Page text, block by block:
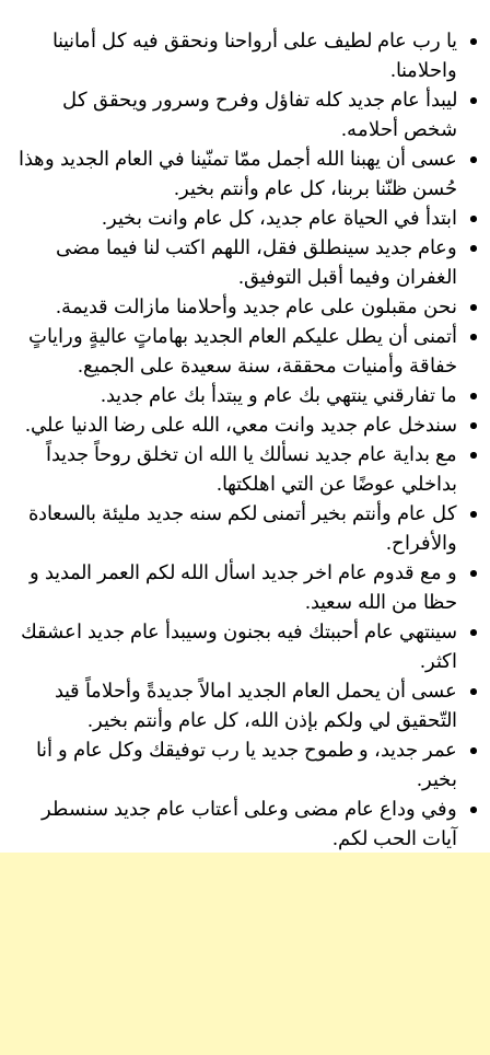
يا رب عام لطيف على أرواحنا ونحقق فيه كل أمانينا
واحلامنا.
ليبدأ عام جديد كله تفاؤل وفرح وسرور ويحقق كل
شخص أحلامه.
عسى أن يهبنا الله أجمل ممّا تمنّينا​ في العام الجديد وهذا
حُسن ظنّنا بربنا، كل عام وأنتم بخير.
ابتدأ في الحياة عام جديد، كل عام وانت بخير.
وعام جديد سينطلق فقل، اللهم اكتب لنا فيما مضى
الغفران وفيما أقبل التوفيق.
نحن مقبلون على عام جديد وأحلامنا مازالت قديمة.
أتمنى أن يطل عليكم العام الجديد بهاماتٍ عاليةٍ وراياتٍ
خفاقة وأمنيات محققة، سنة سعيدة على الجميع.
ما تفارقني ينتهي بك عام و يبتدأ بك عام جديد.
سندخل عام جديد وانت معي، الله على رضا الدنيا علي.
مع بداية عام جديد نسألك يا الله ان تخلق روحاً جديداً
بداخلي عوضًا عن التي اهلكتها.
كل عام وأنتم بخير أتمنى لكم سنه جديد مليئة بالسعادة
والأفراح.
و مع قدوم عام اخر جديد اسأل الله لكم العمر المديد و
حظا من الله سعيد.
سينتهي عام أحببتك فيه بجنون وسيبدأ عام جديد اعشقك
اكثر.
عسى أن يحمل العام الجديد امالاً جديدةً وأحلاماً قيد
التّحقيق لي ولكم بإذن الله، كل عام وأنتم بخير.
عمر جديد، و طموح جديد يا رب توفيقك وكل عام و أنا
بخير.
وفي وداع عام مضى وعلى أعتاب عام جديد سنسطر
آيات الحب لكم.